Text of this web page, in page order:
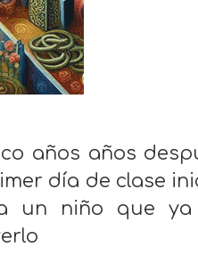
años años
día de clase
un niño que ya